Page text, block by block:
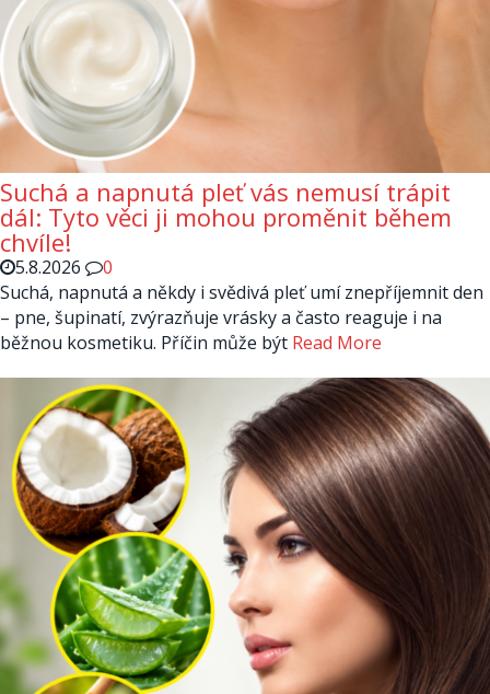
Suchá a napnutá pleť vás nemusí trápit
dál: Tyto věci ji mohou proměnit během
chvíle!
5.8.2026
0
Suchá, napnutá a někdy i svědivá pleť umí znepříjemnit den
– pne, šupinatí, zvýrazňuje vrásky a často reaguje i na
běžnou kosmetiku. Příčin může být Read More